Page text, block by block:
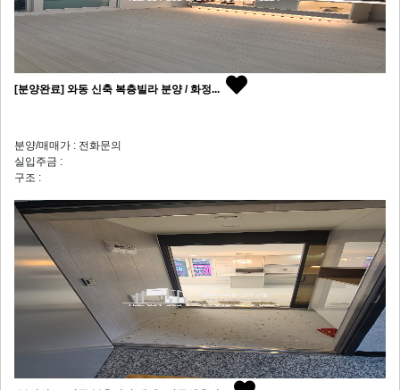
[분양완료] 와동 신축 복층빌라 분양 / 화정...
분양/매매가 : 전화문의
실입주금 :
구조 :